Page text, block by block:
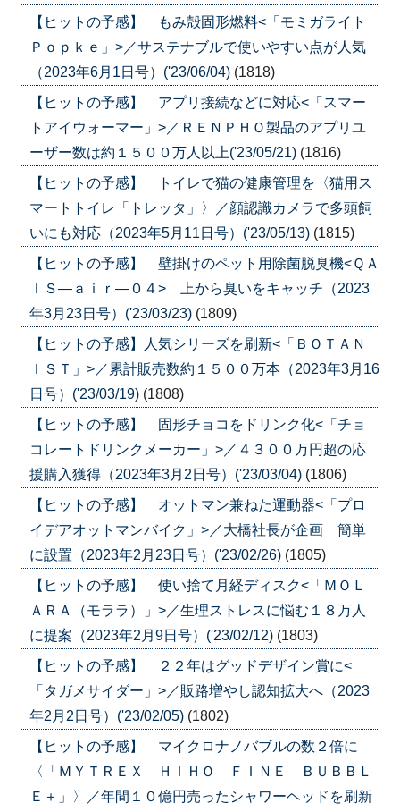
【ヒットの予感】 もみ殻固形燃料<「モミガライト
Ｐｏｐｋｅ」>／サステナブルで使いやすい点が人気
（2023年6月1日号）('23/06/04) (1818)
【ヒットの予感】 アプリ接続などに対応<「スマー
トアイウォーマー」>／ＲＥＮＰＨＯ製品のアプリユ
ーザー数は約１５００万人以上('23/05/21) (1816)
【ヒットの予感】 トイレで猫の健康管理を〈猫用ス
マートトイレ「トレッタ」〉／顔認識カメラで多頭飼
いにも対応（2023年5月11日号）('23/05/13) (1815)
【ヒットの予感】 壁掛けのペット用除菌脱臭機<ＱＡ
ＩＳ―ａｉｒ―０４> 上から臭いをキャッチ（2023
年3月23日号）('23/03/23) (1809)
【ヒットの予感】人気シリーズを刷新<「ＢＯＴＡＮ
ＩＳＴ」>／累計販売数約１５００万本（2023年3月16
日号）('23/03/19) (1808)
【ヒットの予感】 固形チョコをドリンク化<「チョ
コレートドリンクメーカー」>／４３００万円超の応
援購入獲得（2023年3月2日号）('23/03/04) (1806)
【ヒットの予感】 オットマン兼ねた運動器<「プロ
イデアオットマンバイク」>／大橋社長が企画 簡単
に設置（2023年2月23日号）('23/02/26) (1805)
【ヒットの予感】 使い捨て月経ディスク<「ＭＯＬ
ＡＲＡ（モララ）」>／生理ストレスに悩む１８万人
に提案（2023年2月9日号）('23/02/12) (1803)
【ヒットの予感】 ２２年はグッドデザイン賞に<
「タガメサイダー」>／販路増やし認知拡大へ（2023
年2月2日号）('23/02/05) (1802)
【ヒットの予感】 マイクロナノバブルの数２倍に
〈「ＭＹＴＲＥＸ ＨＩＨＯ ＦＩＮＥ ＢＵＢＢＬ
Ｅ＋」〉／年間１０億円売ったシャワーヘッドを刷新